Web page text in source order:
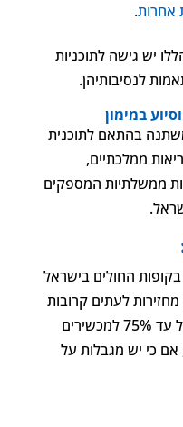
אחרות.
יש גישה לתוכניות
לנסיבותיהן.
במימון
משתנה בהתאם לתוכנית
ממלכתיים,
ממשלתיות המספקים
בקופות החולים בישראל
לעתים קרובות
חלק גדול מהעלויות, עם כיסוי של עד 75% למכשירים
אם כי יש מגבלות על